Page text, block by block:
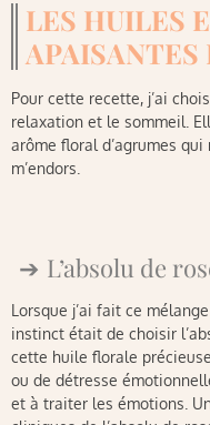
LES HUILES
Pour cette recette, j’ai
relaxation et le sommeil.
arôme floral d’agrumes
m’endors.
L’absolu de
Lorsque j’ai fait ce
instinct était de choisir
cette huile florale
ou de détresse
et à traiter les émotions.